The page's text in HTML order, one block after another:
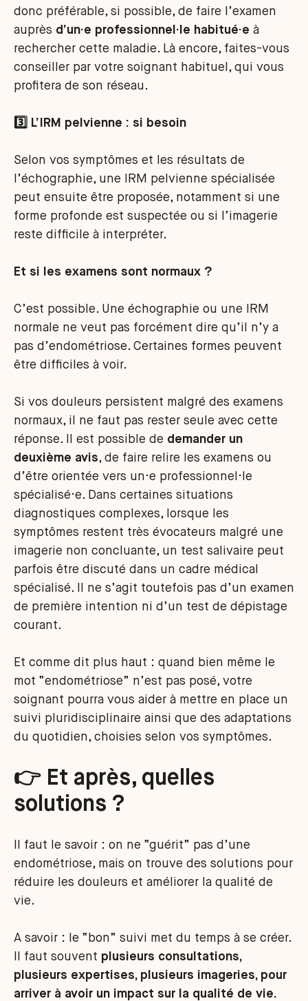
donc préférable, si possible, de faire l’examen
auprès d’un·e professionnel·le habitué·e à
rechercher cette maladie. Là encore, faites-vous
conseiller par votre soignant habituel, qui vous
profitera de son réseau.
3️⃣ L’IRM pelvienne : si besoin
Selon vos symptômes et les résultats de
l’échographie, une IRM pelvienne spécialisée
peut ensuite être proposée, notamment si une
forme profonde est suspectée ou si l’imagerie
reste difficile à interpréter.
Et si les examens sont normaux ?
C’est possible. Une échographie ou une IRM
normale ne veut pas forcément dire qu’il n’y a
pas d’endométriose. Certaines formes peuvent
être difficiles à voir.
Si vos douleurs persistent malgré des examens
normaux, il ne faut pas rester seule avec cette
réponse. Il est possible de demander un
deuxième avis, de faire relire les examens ou
d’être orientée vers un·e professionnel·le
spécialisé·e. Dans certaines situations
diagnostiques complexes, lorsque les
symptômes restent très évocateurs malgré une
imagerie non concluante, un test salivaire peut
parfois être discuté dans un cadre médical
spécialisé. Il ne s’agit toutefois pas d’un examen
de première intention ni d’un test de dépistage
courant.
Et comme dit plus haut : quand bien même le
mot “endométriose” n’est pas posé, votre
soignant pourra vous aider à mettre en place un
suivi pluridisciplinaire ainsi que des adaptations
du quotidien, choisies selon vos symptômes.
👉 Et après, quelles
solutions ?
Il faut le savoir : on ne “guérit” pas d’une
endométriose, mais on trouve des solutions pour
réduire les douleurs et améliorer la qualité de
vie.
A savoir : le “bon” suivi met du temps à se créer.
Il faut souvent plusieurs consultations,
plusieurs expertises, plusieurs imageries, pour
arriver à avoir un impact sur la qualité de vie.